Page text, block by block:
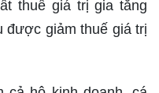
thuế giá trị gia tăng
được giảm thuế giá trị